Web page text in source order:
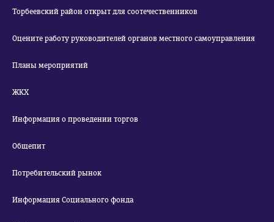
Торбеевский район открыт для соотечественников
Оцените работу руководителей органов местного самоуправления
Планы мероприятий
ЖКХ
Информация о проведении торгов
Общепит
Потребительский рынок
Информация Социального фонда